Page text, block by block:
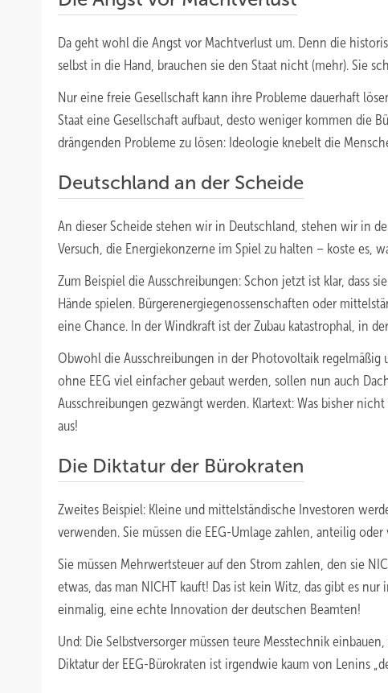
Da geht wohl die Angst vor Machtverlust um. Denn die
selbst in die Hand, brauchen sie den Staat nicht (mehr). Sie
Nur eine freie Gesellschaft kann ihre Probleme dauerhaft
Staat eine Gesellschaft aufbaut, desto weniger kommen die
drängenden Probleme zu lösen: Ideologie knebelt die
Deutschland an der Scheide
An dieser Scheide stehen wir in Deutschland, stehen wir in
Versuch, die Energiekonzerne im Spiel zu halten – koste es,
Zum Beispiel die Ausschreibungen: Schon jetzt ist klar, dass
Hände spielen. Bürgerenergiegenossenschaften oder
eine Chance. In der Windkraft ist der Zubau katastrophal, in
Obwohl die Ausschreibungen in der Photovoltaik
ohne EEG viel einfacher gebaut werden, sollen nun auch
Ausschreibungen gezwängt werden. Klartext: Was bisher
aus!
Die Diktatur der Bürokraten
Zweites Beispiel: Kleine und mittelständische Investoren
verwenden. Sie müssen die EEG-Umlage zahlen, anteilig oder
Sie müssen Mehrwertsteuer auf den Strom zahlen, den sie
etwas, das man NICHT kauft! Das ist kein Witz, das gibt es
einmalig, eine echte Innovation der deutschen Beamten!
Und: Die Selbstversorger müssen teure Messtechnik
Diktatur der EEG-Bürokraten ist irgendwie kaum von Lenins